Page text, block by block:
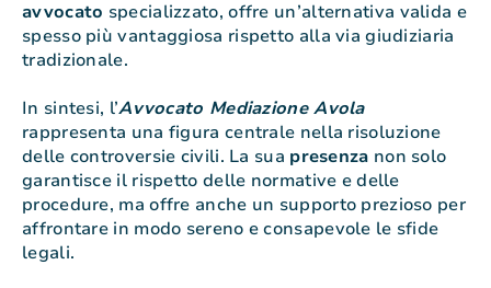
avvocato specializzato, offre un’alternativa valida e
spesso più vantaggiosa rispetto alla via giudiziaria
tradizionale.
In sintesi, l’Avvocato Mediazione Avola
rappresenta una figura centrale nella risoluzione
delle controversie civili. La sua presenza non solo
garantisce il rispetto delle normative e delle
procedure, ma offre anche un supporto prezioso per
affrontare in modo sereno e consapevole le sfide
legali.